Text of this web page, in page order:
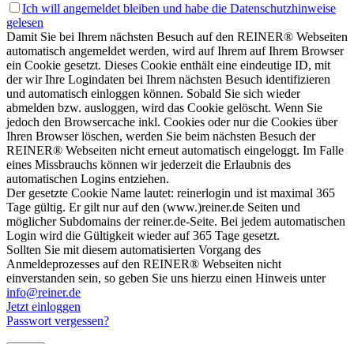
Ich will angemeldet bleiben und habe die Datenschutzhinweise
gelesen
Damit Sie bei Ihrem nächsten Besuch auf den REINER® Webseiten
automatisch angemeldet werden, wird auf Ihrem auf Ihrem Browser
ein Cookie gesetzt. Dieses Cookie enthält eine eindeutige ID, mit
der wir Ihre Logindaten bei Ihrem nächsten Besuch identifizieren
und automatisch einloggen können. Sobald Sie sich wieder
abmelden bzw. ausloggen, wird das Cookie gelöscht. Wenn Sie
jedoch den Browsercache inkl. Cookies oder nur die Cookies über
Ihren Browser löschen, werden Sie beim nächsten Besuch der
REINER® Webseiten nicht erneut automatisch eingeloggt. Im Falle
eines Missbrauchs können wir jederzeit die Erlaubnis des
automatischen Logins entziehen.
Der gesetzte Cookie Name lautet: reinerlogin und ist maximal 365
Tage gültig. Er gilt nur auf den (www.)reiner.de Seiten und
möglicher Subdomains der reiner.de-Seite. Bei jedem automatischen
Login wird die Gültigkeit wieder auf 365 Tage gesetzt.
Sollten Sie mit diesem automatisierten Vorgang des
Anmeldeprozesses auf den REINER® Webseiten nicht
einverstanden sein, so geben Sie uns hierzu einen Hinweis unter
info@reiner.de
Jetzt einloggen
Passwort vergessen?